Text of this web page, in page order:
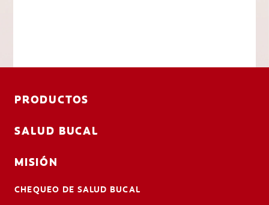
PRODUCTOS
SALUD BUCAL
MISIÓN
CHEQUEO DE SALUD BUCAL